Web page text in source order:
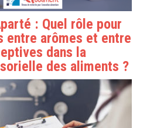
: Quel rôle pour
entre arômes et entre
dans la
des aliments ?